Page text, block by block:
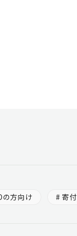
の方向け # 寄